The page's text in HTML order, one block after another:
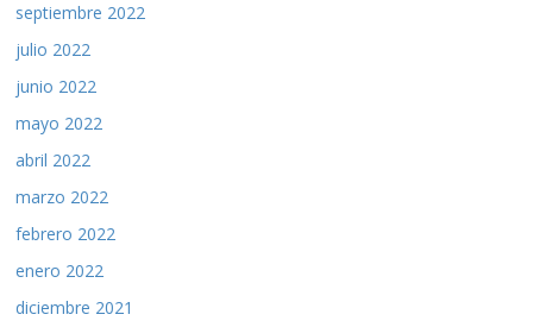
septiembre 2022
julio 2022
junio 2022
mayo 2022
abril 2022
marzo 2022
febrero 2022
enero 2022
diciembre 2021